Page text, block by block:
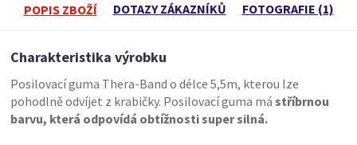
POPIS ZBOŽÍ DOTAZY ZÁKAZNÍKŮ FOTOGRAFIE (1)
Charakteristika výrobku
Posilovací guma Thera-Band o délce 5,5m, kterou lze
pohodlně odvíjet z krabičky. Posilovací guma mástříbrnou
barvu, která odpovídá obtížnosti super silná.